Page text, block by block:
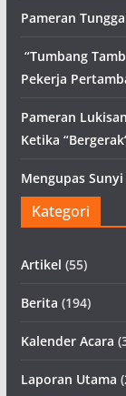
Pameran
“Tumbang
Pekerja
Pameran
Ketika
Mengupas
Kategori
Artikel (55)
Berita (194)
Kalender Acara
Laporan Utama